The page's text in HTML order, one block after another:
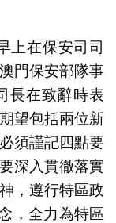
上在保安司司
門保安部隊事
長在致辭時表
望包括兩位新
須謹記四點要
深入貫徹落實
，遵行特區政
，全力為特區